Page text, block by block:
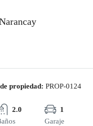
propiedad: PROP-0124
2.0
1
Garaje